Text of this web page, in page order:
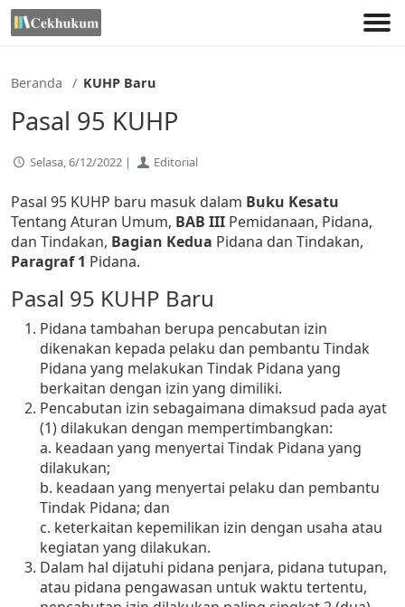
Lewati
ke
Beranda KUHP Baru
Pasal 95 KUHP
Selasa, 6/12/2022 | Editorial
Pasal 95 KUHP baru masuk dalam Buku Kesatu
Tentang Aturan Umum, BAB III Pemidanaan, Pidana,
dan Tindakan, Bagian Kedua Pidana dan Tindakan,
Paragraf 1 Pidana.
Pasal 95 KUHP Baru
Pidana tambahan berupa pencabutan izin
dikenakan kepada pelaku dan pembantu Tindak
Pidana yang melakukan Tindak Pidana yang
berkaitan dengan izin yang dimiliki.
Pencabutan izin sebagaimana dimaksud pada ayat
(1) dilakukan dengan mempertimbangkan:
a. keadaan yang menyertai Tindak Pidana yang
dilakukan;
b. keadaan yang menyertai pelaku dan pembantu
Tindak Pidana; dan
c. keterkaitan kepemilikan izin dengan usaha atau
kegiatan yang dilakukan.
Dalam hal dijatuhi pidana penjara, pidana tutupan,
atau pidana pengawasan untuk waktu tertentu,